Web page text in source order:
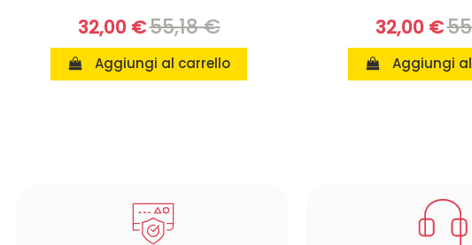
32,00 €55,18 €
Aggiungi al carrello
32,00 €
Aggiungi